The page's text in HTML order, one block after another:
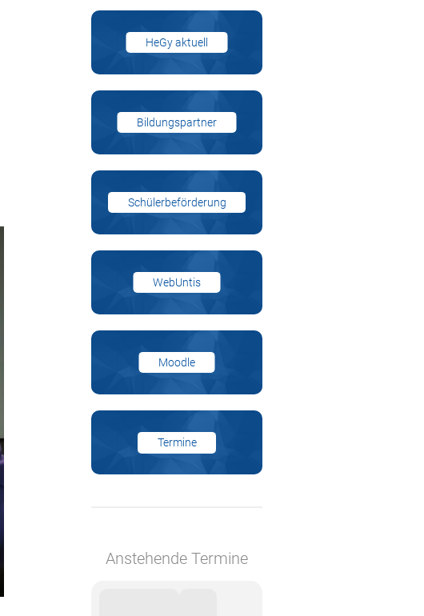
HeGy aktuell
Bildungspartner
Schülerbeförderung
WebUntis
Moodle
Termine
Anstehende Termine